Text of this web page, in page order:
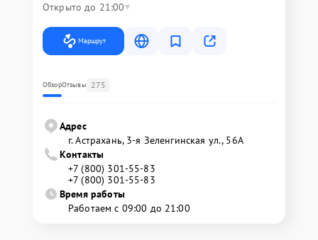
Открыто до 21:00
Маршрут
ОбзорОтзывы 275
Адрес
г. Астрахань, 3-я Зеленгинская ул., 56А
Контакты
+7 (800) 301-55-83
+7 (800) 301-55-83
Время работы
Работаем с 09:00 до 21:00